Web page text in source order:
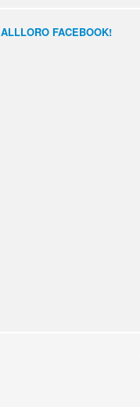
ALLLORO FACEBOOK!